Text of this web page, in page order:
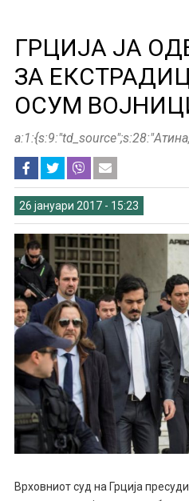
ГРЦИЈА ЈА
ЗА
ОСУМ
26 јануари 2017 - 15:23
Врховниот суд на Грција